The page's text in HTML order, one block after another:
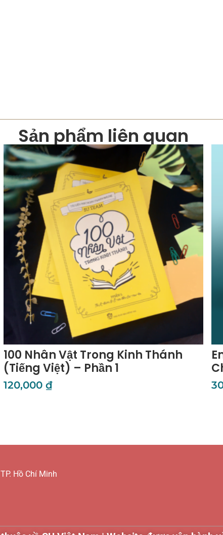
Sản phẩm liên quan
100 Nhân Vật Trong Kinh Thánh
(Tiếng Việt) – Phần 1
120,000 ₫
Hồ Chí Minh